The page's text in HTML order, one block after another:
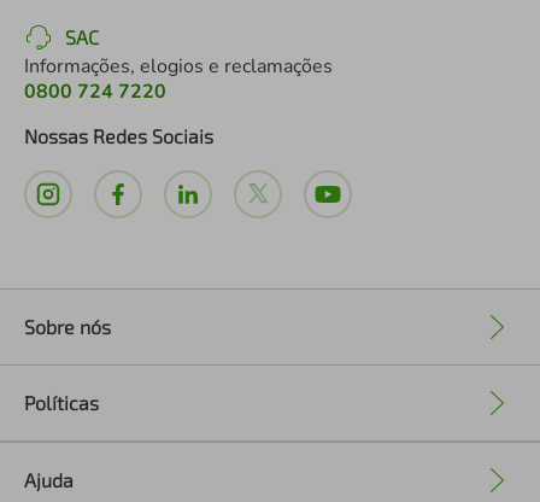
SAC
Informações, elogios e reclamações
0800 724 7220
Nossas Redes Sociais
Sobre nós
Políticas
Ajuda